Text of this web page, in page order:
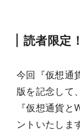
読者限定
今回『仮想通
版を記念して
『仮想通貨
ントいたしま